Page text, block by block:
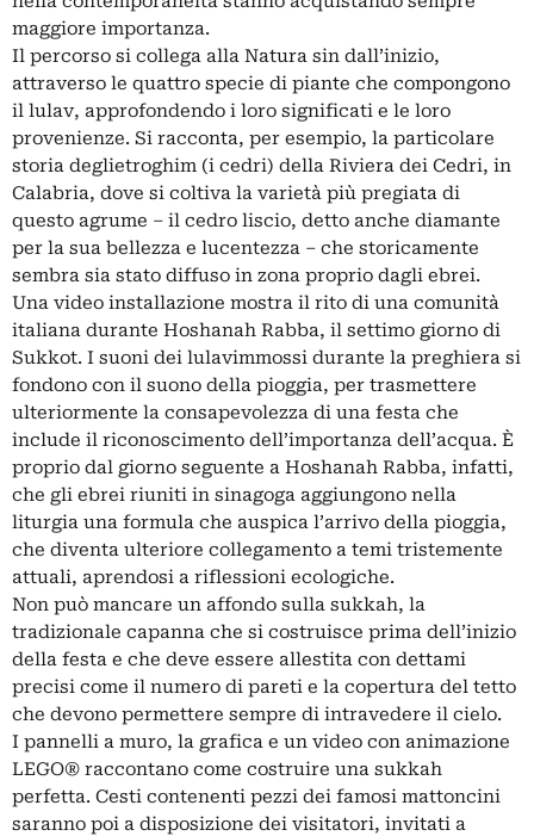
maggiore importanza.
Il percorso si collega alla Natura sin dall’inizio,
attraverso le quattro specie di piante che compongono
il lulav, approfondendo i loro significati e le loro
provenienze. Si racconta, per esempio, la particolare
storia deglietroghim (i cedri) della Riviera dei Cedri, in
Calabria, dove si coltiva la varietà più pregiata di
questo agrume – il cedro liscio, detto anche diamante
per la sua bellezza e lucentezza – che storicamente
sembra sia stato diffuso in zona proprio dagli ebrei.
Una video installazione mostra il rito di una comunità
italia­na durante Hoshanah Rabba, il settimo giorno di
Sukkot. I suoni dei lulavimmossi durante la preghiera si
fondono con il suono della pioggia, per trasmettere
ulteriormente la consapevolezza di una festa che
include il riconoscimento dell’importanza dell’acqua. È
proprio dal giorno seguente a Hoshanah Rabba, infatti,
che gli ebrei riuniti in sinagoga aggiungono nella
liturgia una formula che auspica l’arrivo della pioggia,
che diventa ulteriore collegamento a temi tristemente
attuali, aprendosi a riflessioni ecologiche.
Non può mancare un affondo sulla sukkah, la
tradizionale capanna che si costruisce prima dell’inizio
della festa e che deve essere allestita con dettami
precisi come il numero di pareti e la copertura del tetto
che devono permettere sempre di intravedere il cielo.
I pannelli a muro, la grafica e un video con animazione
LEGO® raccontano come costruire una sukkah
perfetta. Cesti contenenti pezzi dei famosi mattoncini
saranno poi a disposizione dei visitatori, invitati a